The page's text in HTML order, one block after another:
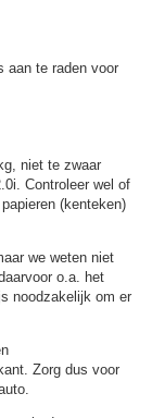
aan te raden voor
niet te zwaar
Controleer wel of
(kenteken)
we weten niet
o.a. het
noodzakelijk om er
Zorg dus voor